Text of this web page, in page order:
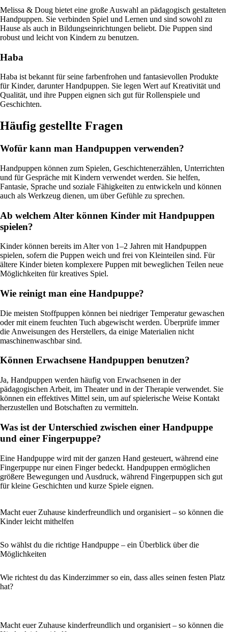
Melissa & Doug bietet eine große Auswahl an pädagogisch gestalteten
Handpuppen. Sie verbinden Spiel und Lernen und sind sowohl zu
Hause als auch in Bildungseinrichtungen beliebt. Die Puppen sind
robust und leicht von Kindern zu benutzen.
Haba
Haba ist bekannt für seine farbenfrohen und fantasievollen Produkte
für Kinder, darunter Handpuppen. Sie legen Wert auf Kreativität und
Qualität, und ihre Puppen eignen sich gut für Rollenspiele und
Geschichten.
Häufig gestellte Fragen
Wofür kann man Handpuppen verwenden?
Handpuppen können zum Spielen, Geschichtenerzählen, Unterrichten
und für Gespräche mit Kindern verwendet werden. Sie helfen,
Fantasie, Sprache und soziale Fähigkeiten zu entwickeln und können
auch als Werkzeug dienen, um über Gefühle zu sprechen.
Ab welchem Alter können Kinder mit Handpuppen
spielen?
Kinder können bereits im Alter von 1–2 Jahren mit Handpuppen
spielen, sofern die Puppen weich und frei von Kleinteilen sind. Für
ältere Kinder bieten komplexere Puppen mit beweglichen Teilen neue
Möglichkeiten für kreatives Spiel.
Wie reinigt man eine Handpuppe?
Die meisten Stoffpuppen können bei niedriger Temperatur gewaschen
oder mit einem feuchten Tuch abgewischt werden. Überprüfe immer
die Anweisungen des Herstellers, da einige Materialien nicht
maschinenwaschbar sind.
Können Erwachsene Handpuppen benutzen?
Ja, Handpuppen werden häufig von Erwachsenen in der
pädagogischen Arbeit, im Theater und in der Therapie verwendet. Sie
können ein effektives Mittel sein, um auf spielerische Weise Kontakt
herzustellen und Botschaften zu vermitteln.
Was ist der Unterschied zwischen einer Handpuppe
und einer Fingerpuppe?
Eine Handpuppe wird mit der ganzen Hand gesteuert, während eine
Fingerpuppe nur einen Finger bedeckt. Handpuppen ermöglichen
größere Bewegungen und Ausdruck, während Fingerpuppen sich gut
für kleine Geschichten und kurze Spiele eignen.
Macht euer Zuhause kinderfreundlich und organisiert – so können die
Kinder leicht mithelfen
So wählst du die richtige Handpuppe – ein Überblick über die
Möglichkeiten
Wie richtest du das Kinderzimmer so ein, dass alles seinen festen Platz
hat?
Macht euer Zuhause kinderfreundlich und organisiert – so können die